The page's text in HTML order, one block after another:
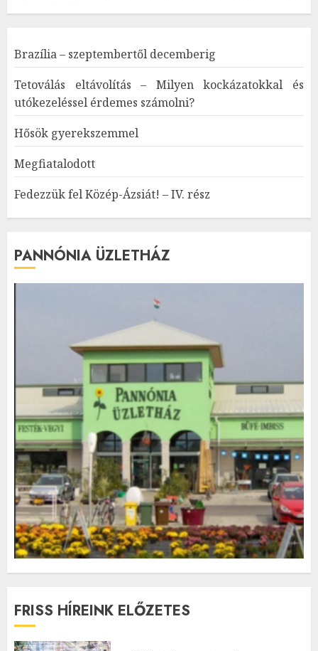
Brazília – szeptembertől decemberig
Tetoválás eltávolítás – Milyen kockázatokkal és
utókezeléssel érdemes számolni?
Hősök gyerekszemmel
Megfiatalodott
Fedezzük fel Közép-Ázsiát! – IV. rész
PANNÓNIA ÜZLETHÁZ
FRISS HÍREINK ELŐZETES